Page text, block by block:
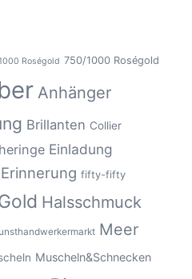
Roségold 750/1000 Roségold
Anhänger
Brillanten Collier
Einladung
Erinnerung fifty-fifty
Halsschmuck
Meer
Muscheln&Schnecken